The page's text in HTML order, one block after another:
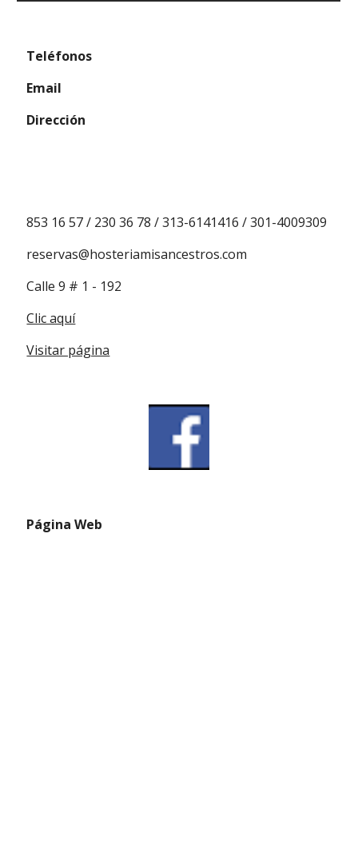
Teléfonos
Email
Dirección
853 16 57 / 230 36 78 / 313-6141416 / 301-4009309
reservas@hosteriamisancestros.com
Calle 9 # 1 - 192
Clic aquí
Visitar página
Página Web